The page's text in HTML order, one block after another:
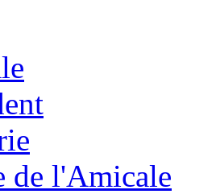
de l'Amicale